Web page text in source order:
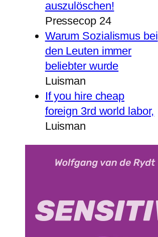
auszulöschen!
Pressecop 24
Warum Sozialismus bei
den Leuten immer
beliebter wurde
Luisman
If you hire cheap
foreign 3rd world labor,
Luisman